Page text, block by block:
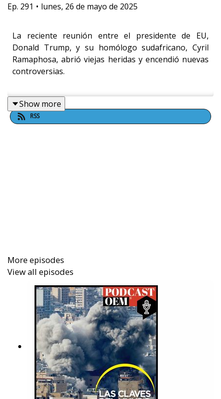
Ep. 291 • lunes, 26 de mayo de 2025
La reciente reunión entre el presidente de EU,
Donald Trump, y su homólogo sudafricano, Cyril
Ramaphosa, abrió viejas heridas y encendió nuevas
controversias.
La implementación de una ley que aprueba la
expropiación de tierras en el país africano provocó la
existe persecución contra una minoría que tiene en
sus manos el 80% de las tierras en Sudáfrica.
Visita la sección deMundodeEl Sol de México
no perderte las noticias internacionales.
Show more
RSS
More episodes
View all episodes